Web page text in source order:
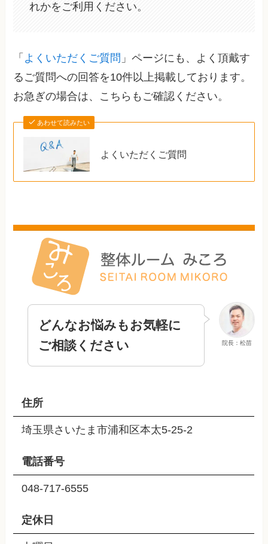
れかをご利用ください。
「 よくいただくご質問 」ページにも、よく頂戴す
るご質問への回答を10件以上掲載しております。
お急ぎの場合は、こちらもご確認ください。
あわせて読みたい
よくいただくご質問
院長：松苗
どんなお悩みもお気軽に
ご相談ください
住所
埼玉県さいたま市浦和区本太5-25-2
電話番号
048-717-6555
定休日